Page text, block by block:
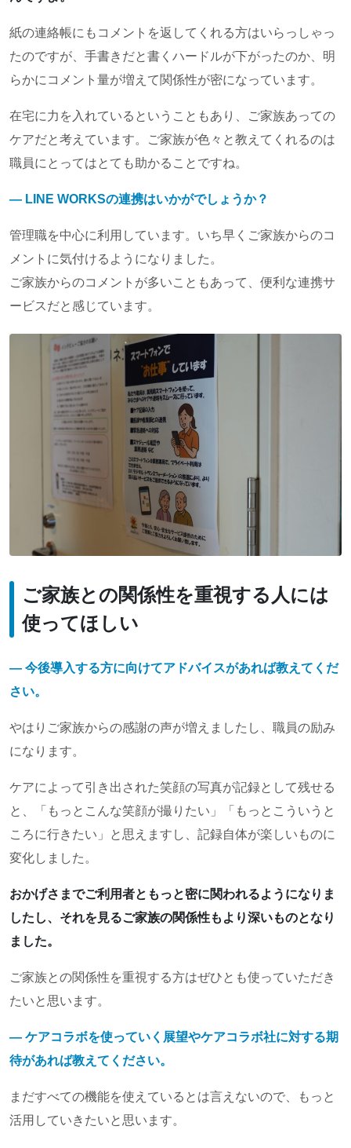
紙の連絡帳にもコメントを返してくれる方はいらっしゃっ
たのですが、手書きだと書くハードルが下がったのか、明
らかにコメント量が増えて関係性が密になっています。
在宅に力を入れているということもあり、ご家族あっての
ケアだと考えています。ご家族が色々と教えてくれるのは
職員にとってはとても助かることですね。
― LINE WORKSの連携はいかがでしょうか？
管理職を中心に利用しています。いち早くご家族からのコ
メントに気付けるようになりました。
ご家族からのコメントが多いこともあって、便利な連携サ
ービスだと感じています。
ご家族との関係性を重視する人には
使ってほしい
― 今後導入する方に向けてアドバイスがあれば教えてくだ
さい。
やはりご家族からの感謝の声が増えましたし、職員の励み
になります。
ケアによって引き出された笑顔の写真が記録として残せる
と、「もっとこんな笑顔が撮りたい」「もっとこういうと
ころに行きたい」と思えますし、記録自体が楽しいものに
変化しました。
おかげさまでご利用者ともっと密に関われるようになりま
したし、それを見るご家族の関係性もより深いものとなり
ました。
ご家族との関係性を重視する方はぜひとも使っていただき
たいと思います。
― ケアコラボを使っていく展望やケアコラボ社に対する期
待があれば教えてください。
まだすべての機能を使えているとは言えないので、もっと
活用していきたいと思います。